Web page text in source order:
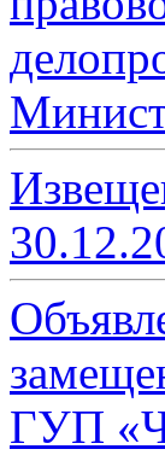
ГУП